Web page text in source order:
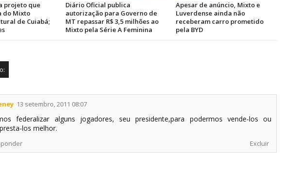
projeto que
do Mixto
de Cuiabá;
Diário Oficial publica
autorização para Governo de
MT repassar R$ 3,5 milhões ao
Mixto pela Série A Feminina
Apesar de anúncio, Mixto e
Luverdense ainda não
receberam carro prometido
pela BYD
13 setembro, 2011 08:07
federalizar alguns jogadores, seu presidente,para podermos vende-los ou
los melhor.
Excluir